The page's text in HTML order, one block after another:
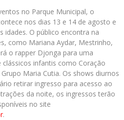
no Parque Municipal, o
nos dias 13 e 14 de agosto e
idades. O público encontra na
como Mariana Aydar, Mestrinho,
o rapper Djonga para uma
infantis como Coração
Maria Cutia. Os shows diurnos
retirar ingresso para acesso ao
da noite, os ingressos terão
no site
.